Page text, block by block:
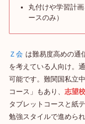
丸付けや学習計
ースのみ）
Ｚ会 は難易度高めの通
を考えている人向け。
可能です。難関国私立
コース」もあり、 志望
タブレットコースと紙
勉強スタイルで進めら